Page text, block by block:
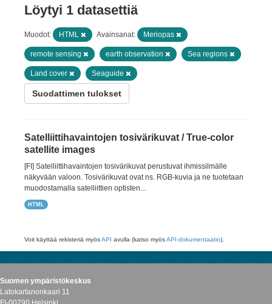
Löytyi 1 datasettiä
Muodot: HTML Avainsanat: Meriopas
remote sensing earth observation Sea regions
Land cover Seaguide
Suodattimen tulokset
Satelliittihavaintojen tosivärikuvat / True-color
satellite images
[FI] Satelliittihavaintojen tosivärikuvat perustuvat ihmissilmälle
näkyvään valoon. Tosivärikuvat ovat ns. RGB-kuvia ja ne tuotetaan
muodostamalla satelliittien optisten...
HTML
Voit käyttää rekisteriä myösAPI avulla (katso myösAPI-dokumentaatio).
Suomen ympäristökeskus
Latokartanonkaari 11